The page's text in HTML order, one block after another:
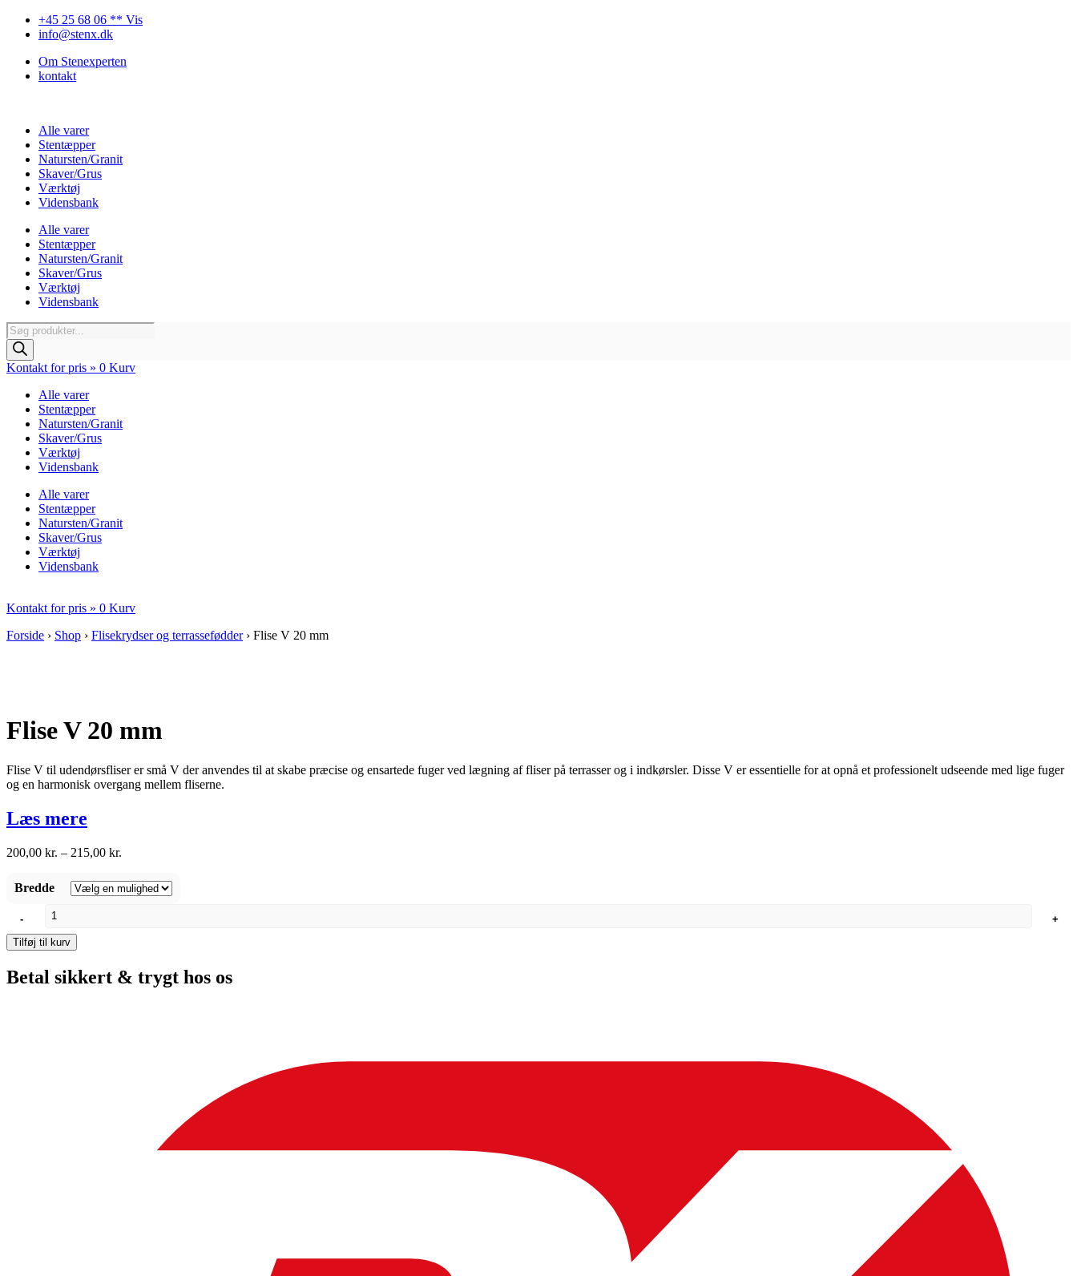
Videre+45 25 68 06 ** Vis
info@stenx.dk
Om Stenexperten
kontakt
Alle varer
Stentæpper
Natursten/Granit
Skaver/Grus
Værktøj
Vidensbank
Alle varer
Stentæpper
Natursten/Granit
Skaver/Grus
Værktøj
Vidensbank
Products
search
Kontakt for pris » 0 Kurv
Alle varer
Stentæpper
Natursten/Granit
Skaver/Grus
Værktøj
Vidensbank
Alle varer
Stentæpper
Natursten/Granit
Skaver/Grus
Værktøj
Vidensbank
Kontakt for pris » 0 Kurv
Forside › Shop › Flisekrydser og terrassefødder› Flise V 20 mm
Flise V 20 mm
Flise V til udendørsfliser er små V der anvendes til at skabe præcise og ensartede fuger ved lægning af fliser på terrasser og i indkørsler. Disse V er essentielle for at opnå et professionelt udseende med lige fuger
og en harmonisk overgang mellem fliserne.
Læs mere
200,00 kr. – 215,00 kr.
til
215,00 kr.
Bredde
20
mm
antal
-
+
Tilføj til kurv
Betal sikkert & trygt hos os